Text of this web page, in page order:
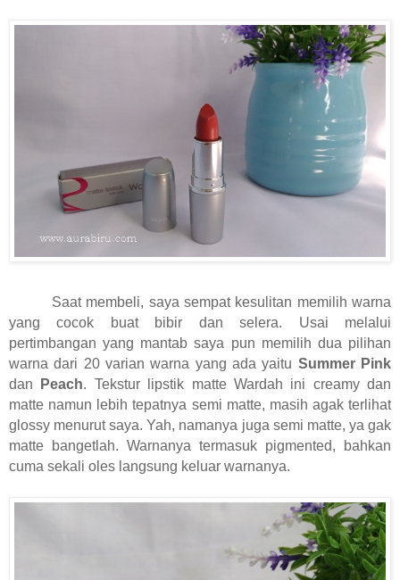
Saat membeli, saya sempat kesulitan memilih warna
yang cocok buat bibir dan selera. Usai melalui
pertimbangan yang mantab saya pun memilih dua pilihan
warna dari 20 varian warna yang ada yaitu Summer Pink
dan
Peach. Tekstur lipstik matte Wardah ini creamy dan
matte namun lebih tepatnya semi matte, masih agak terlihat
glossy menurut saya. Yah, namanya juga semi matte, ya gak
matte bangetlah. Warnanya termasuk pigmented, bahkan
cuma sekali oles langsung keluar warnanya.